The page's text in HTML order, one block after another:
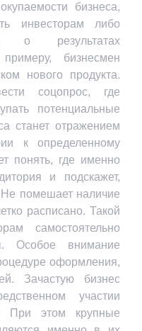
бизнеса,
инвесторам либо
о результатах
бизнесмен
нового продукта.
соцопрос, где
потенциальные
станет отражением
к определенному
понять, где именно
и подскажет,
помешает наличие
расписано. Такой
самостоятельно
Особое внимание
оформления,
Зачастую бизнес
участии
При этом крупные